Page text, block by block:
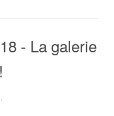
- La galerie